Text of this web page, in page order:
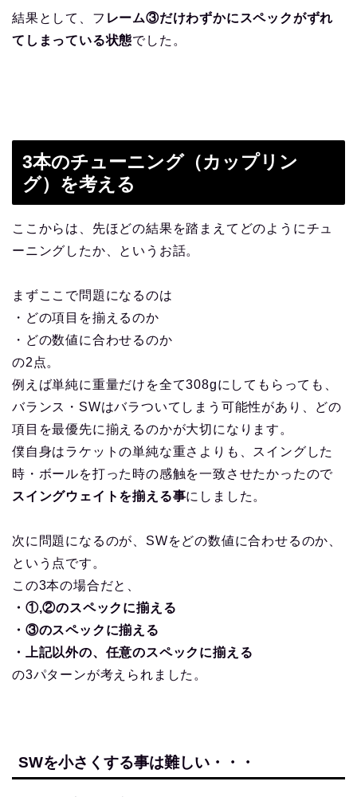
結果として、フ レーム③だけわずかにスペックがずれ
てしまっている状態でした。
3本のチューニング（カップリン
グ）を考える
ここからは、先ほどの結果を踏まえてどのようにチュ
ーニングしたか、というお話。
まずここで問題になるのは
・どの項目を揃えるのか
・どの数値に合わせるのか
の2点。
例えば単純に重量だけを全て308gにしてもらっても、
バランス・SWはバラついてしまう可能性があり、どの
項目を最優先に揃えるのかが大切になります。
僕自身はラケットの単純な重さよりも、スイングした
時・ボールを打った時の感触を一致させたかったので
スイングウェイトを揃える事にしました。
次に問題になるのが、SWをどの数値に合わせるのか、
という点です。
この3本の場合だと、
・①,②のスペックに揃える
・③のスペックに揃える
・上記以外の、任意のスペックに揃える
の3パターンが考えられました。
SWを小さくする事は難しい・・・